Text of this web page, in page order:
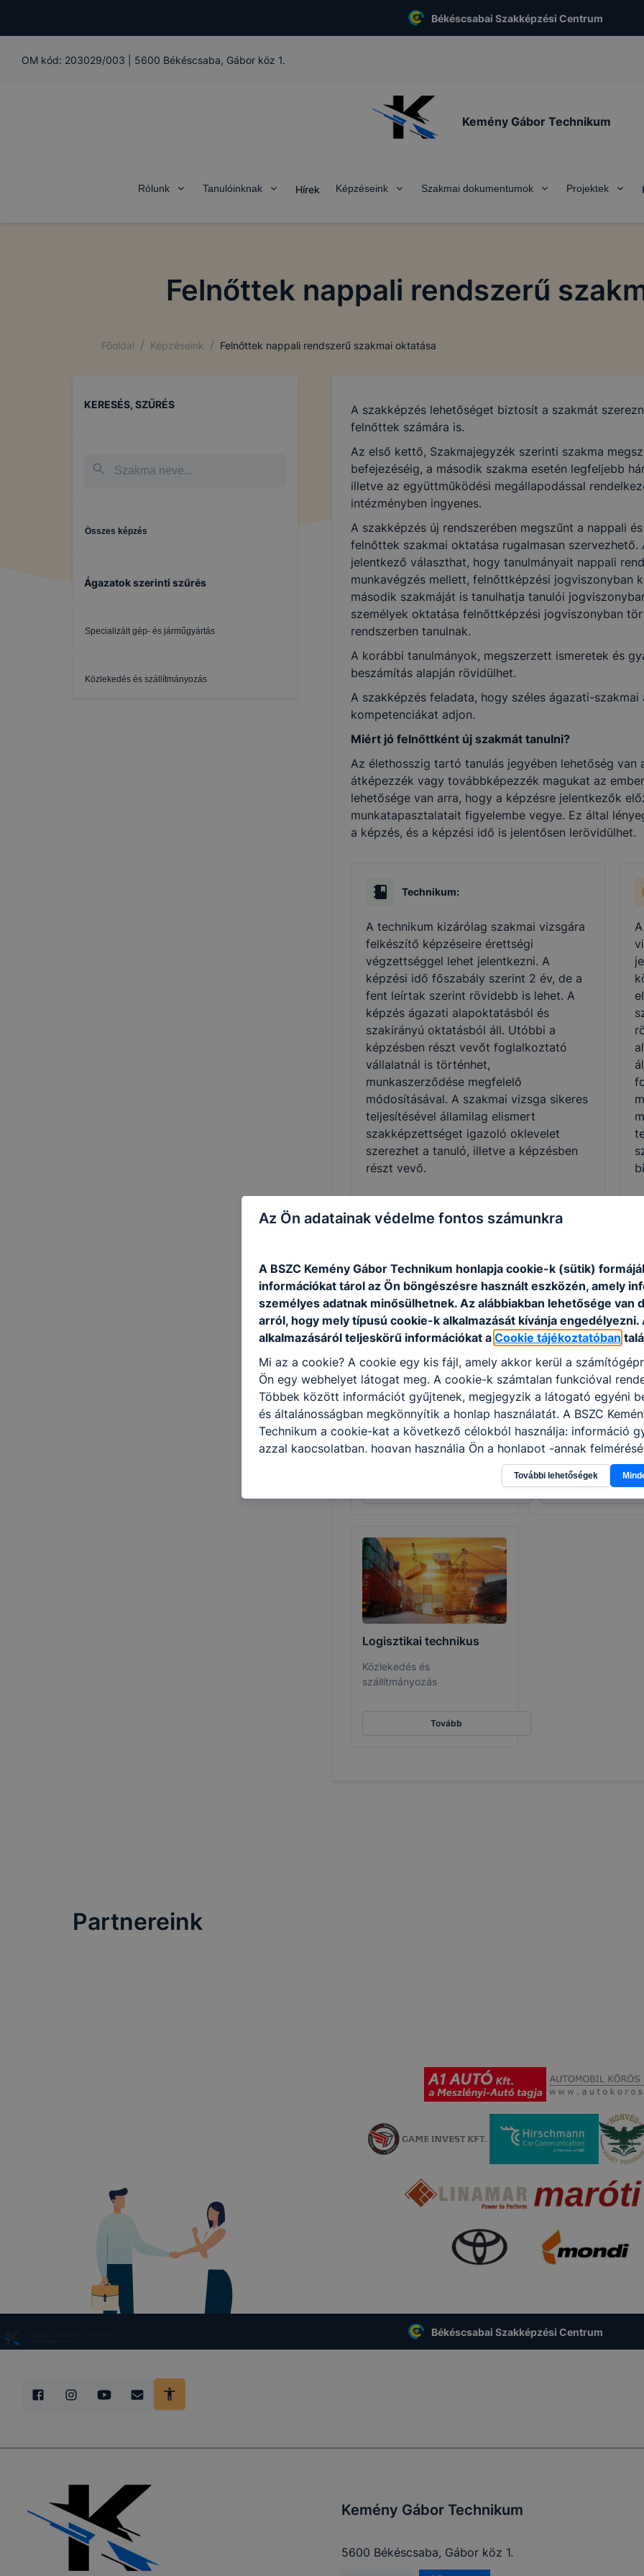
Békéscsabai Szakképzési Centrum
OM kód: 203029/003 5600 Békéscsaba, Gábor köz 1.
Kemény Gábor Technikum
Rólunk Tanulóinknak Hírek Képzéseink Szakmai dokumentumok Projektek
Felnőttek nappali rendszerű
Főoldal / Képzéseink / Felnőttek nappali rendszerű szakmai oktatása
KERESÉS, SZŰRÉS
Összes képzés
Ágazatok szerinti szűrés
Specializált gép- és járműgyártás
Közlekedés és szállítmányozás
A szakképzés lehetőséget biztosít a szakmát
felnőttek számára is.
Az első kettő, Szakmajegyzék szerinti szakma
befejezéséig, a második szakma esetén legfeljebb
illetve az együttműködési megállapodással
intézményben ingyenes.
A szakképzés új rendszerében megszűnt a nappali
felnőttek szakmai oktatása rugalmasan
jelentkező választhat, hogy tanulmányait nappali
munkavégzés mellett, felnőttképzési jogviszonyban
második szakmáját is tanulhatja tanulói
személyek oktatása felnőttképzési jogviszonyban
rendszerben tanulnak.
A korábbi tanulmányok, megszerzett ismeretek és
beszámítás alapján rövidülhet.
A szakképzés feladata, hogy széles ágazati-
kompetenciákat adjon.
Miért jó felnőttként új szakmát tanulni?
Az élethosszig tartó tanulás jegyében lehetőség van
átképezzék vagy továbbképezzék magukat az
lehetősége van arra, hogy a képzésre jelentkezők
munkatapasztalatait figyelembe vegye. Ez által
a képzés, és a képzési idő is jelentősen lerövidülhet.
Technikum:
A technikum kizárólag szakmai vizsgára
felkészítő képzéseire érettségi
végzettséggel lehet jelentkezni. A
képzési idő főszabály szerint 2 év, de a
fent leírtak szerint rövidebb is lehet. A
képzés ágazati alapoktatásból és
szakirányú oktatásból áll. Utóbbi a
képzésben részt vevőt foglalkoztató
vállalatnál is történhet,
munkaszerződése megfelelő
módosításával. A szakmai vizsga sikeres
teljesítésével államilag elismert
szakképzettséget igazoló oklevelet
szerezhet a tanuló, illetve a képzésben
részt vevő.
Alternatív járműhajtási
technikus
Specializált gép- és
járműgyártás
Gépjármű-
technikus
Specializált gép- és
járműgyártás
Logisztikai technikus
Közlekedés és
szállítmányozás
Tovább
Partnereink
Békéscsabai Szakképzési Centrum
Kemény Gábor Technikum
5600 Békéscsaba, Gábor köz 1.
Az Ön adatainak védelme fontos számunkra
A BSZC Kemény Gábor Technikum honlapja cookie-k (sütik)
információkat tárol az Ön böngészésre használt eszközén, amely
személyes adatnak minősülhetnek. Az alábbiakban lehetősége van
arról, hogy mely típusú cookie-k alkalmazását kívánja engedélyezni.
alkalmazásáról teljeskörű információkat a Cookie tájékoztatóban
Mi az a cookie? A cookie egy kis fájl, amely akkor kerül a
Ön egy webhelyet látogat meg. A cookie-k számtalan funkcióval
Többek között információt gyűjtenek, megjegyzik a látogató egyéni
és általánosságban megkönnyítik a honlap használatát. A BSZC
Technikum a cookie-kat a következő célokból használja: információ
azzal kapcsolatban, hogyan használja Ön a honlapot -annak
honlap melyik részeit látogatja, vagy használja leginkább, így
hogyan biztosítsunk Önnek még jobb felhasználói élményt, ha ismét
oldalunkat, honlap fejlesztése. Hogyan ellenőrizheti és hogyan tudja
változtatását. A legtöbb böngésző alapértelmezettként automatikusan
a cookie-kat, de ezek általában megváltoztathatók. Felhívjuk
mivel a cookie-k célja honlapunk használhatóságának és folyamatainak
megkönnyítése vagy lehetővé tétele, a cookie-k alkalmazásának
megakadályozása vagy törlése által előfordulhat, hogy felhasználóink
lesznek képesek honlapunk funkcióinak teljes körű használatára, vagy
tervezettől eltérően fog működni böngészőjében.
További lehetőségek